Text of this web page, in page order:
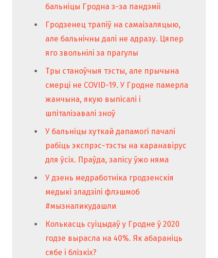
бальніцы Гродна з-за пандэміі
Гродзенец трапіў на самаізаляцыю,
але бальнічны далі не адразу. Цяпер
яго звольнілі за прагулы
Тры станоўчыя тэсты, але прычына
смерці не COVID-19. У Гродне памерла
жанчына, якую выпісалі і
шпіталізавалі зноў
У бальніцы хуткай дапамогі пачалі
рабіць экспрэс-тэсты на каранавірус
для ўсіх. Праўда, запісу ўжо няма
У дзень медработніка гродзенскія
медыкі зладзілі флэшмоб
#мызналикудашли
Колькасць суіцыдаў у Гродне ў 2020
годзе вырасла на 40%. Як абараніць
сябе і блізкіх?